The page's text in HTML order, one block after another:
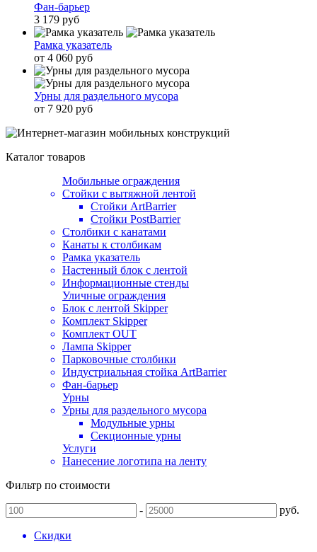
Фан-барьер
3 179 руб
Рамка указатель
от 4 060 руб
Урны для раздельного мусора
от 7 920 руб
Каталог товаров
Мобильные ограждения
Стойки с вытяжной лентой
Стойки ArtBarrier
Стойки PostBarrier
Столбики с канатами
Канаты к столбикам
Рамка указатель
Настенный блок с лентой
Информационные стенды
Уличные ограждения
Блок с лентой Skipper
Комплект Skipper
Комплект OUT
Лампа Skipper
Парковочные столбики
Индустриальная стойка ArtBarrier
Фан-барьер
Урны
Урны для раздельного мусора
Модульные урны
Секционные урны
Услуги
Нанесение логотипа на ленту
Фильтр по стоимости
- руб.
Скидки